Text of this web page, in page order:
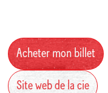
Acheter mon billet
Site web de la cie